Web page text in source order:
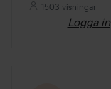
1503 visningar
Logga in